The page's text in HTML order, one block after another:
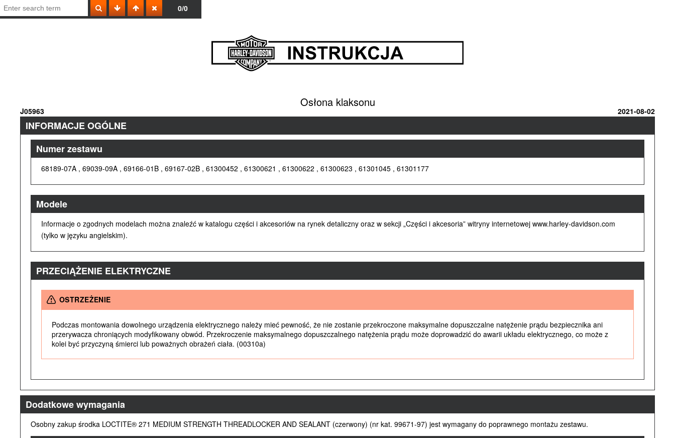
0/0
Osłona klaksonu
J05963 2021-08-02
INFORMACJE OGÓLNE
Numer zestawu
68189-07A , 69039-09A , 69166-01B , 69167-02B , 61300452 , 61300621 , 61300622 , 61300623 , 61301045 , 61301177
Modele
Informacje o zgodnych modelach można znaleźć w katalogu części i akcesoriów na rynek detaliczny oraz w sekcji „Części i akcesoria” witryny internetowej www.harley-davidson.com
(tylko w języku angielskim).
PRZECIĄŻENIE ELEKTRYCZNE
OSTRZEŻENIE
Podczas montowania dowolnego urządzenia elektrycznego należy mieć pewność, że nie zostanie przekroczone maksymalne dopuszczalne natężenie prądu bezpiecznika ani
przerywacza chroniących modyfikowany obwód. Przekroczenie maksymalnego dopuszczalnego natężenia prądu może doprowadzić do awarii układu elektrycznego, co może z
kolei być przyczyną śmierci lub poważnych obrażeń ciała. (00310a)
Dodatkowe wymagania
Osobny zakup środka LOCTITE® 271 MEDIUM STRENGTH THREADLOCKER AND SEALANT (czerwony) (nr kat. 99671-97) jest wymagany do poprawnego montażu zestawu.